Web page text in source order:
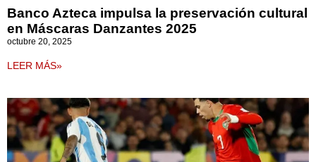
Banco Azteca impulsa la preservación cultural
en Máscaras Danzantes 2025
octubre 20, 2025
LEER MÁS»